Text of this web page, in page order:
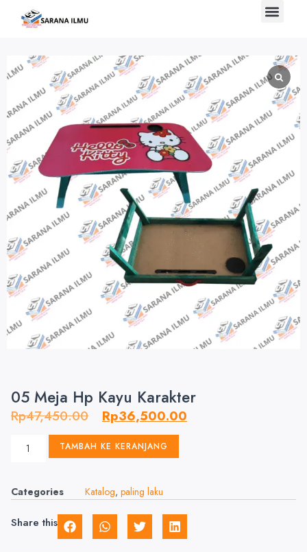
05 Meja Hp Kayu Karakter
Rp47,450.00 Rp36,500.00
TAMBAH KE KERANJANG
Categories Katalog, paling laku
Share this